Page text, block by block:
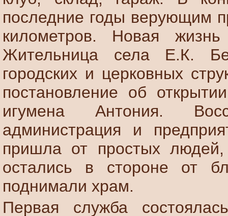
последние годы верующим
километров. Новая
Жительница села Е.К.
городских и церковных
постановление об
игумена Антония.
администрация и
пришла от простых
остались в стороне от
поднимали храм.
Первая служба